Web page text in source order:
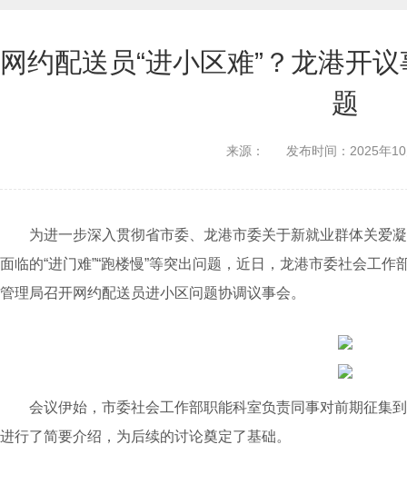
网约配送员“进小区难”？龙港开
题
来源： 发布时间： 2025年
为进一步深入贯彻省市委、龙港市委关于新就业群体关爱
面临的“进门难”“跑楼慢”等突出问题，近日，龙港市委社会工
管理局召开网约配送员进小区问题协调议事会。
会议伊始，市委社会工作部职能科室负责同事对前期征集到
进行了简要介绍，为后续的讨论奠定了基础。